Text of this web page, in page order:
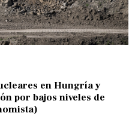
en Hungría y
por bajos niveles de